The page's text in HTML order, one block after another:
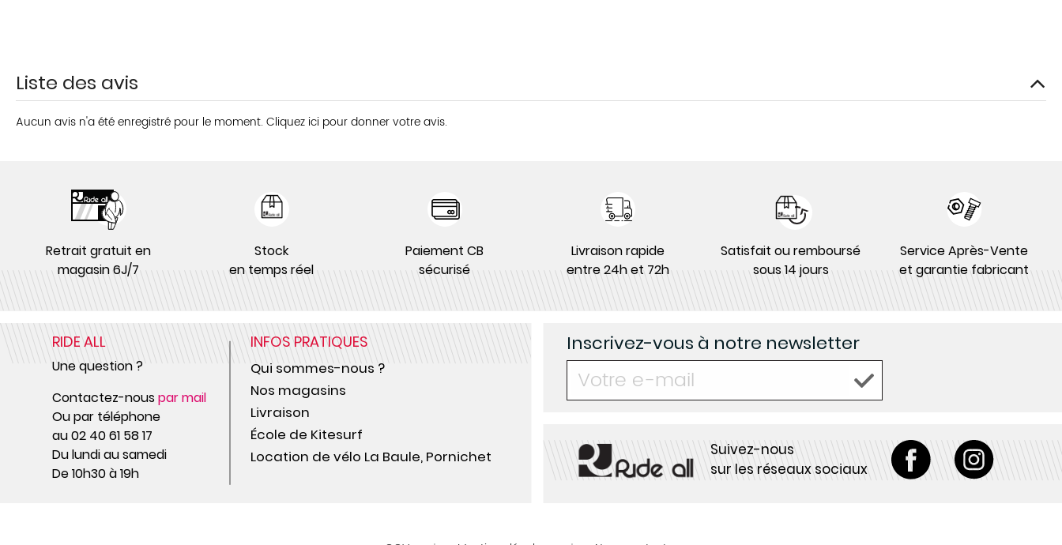
Liste des avis
Aucun avis n'a été enregistré pour le moment. Cliquez ici pour donner votre avis.
Retrait gratuit en
magasin 6J/7
Stock
en temps réel
Paiement CB
sécurisé
Livraison rapide
entre 24h et 72h
Satisfait ou remboursé
sous 14 jours
Service Après-Vente
et garantie fabricant
RIDE ALL
Une question ?
Contactez-nouspar mail
Ou par téléphone
au 02 40 61 58 17
Du lundi au samedi
De 10h30 à 19h
INFOS PRATIQUES
Qui sommes-nous ?
Nos magasins
Livraison
École de Kitesurf
Location de vélo La Baule, Pornichet
Inscrivez-vous à notre newsletter
Suivez-nous
sur les réseaux sociaux